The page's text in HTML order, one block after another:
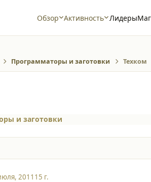
Обзор Активность Лидеры
Программаторы и заготовки Техком
и заготовки
2011 15 г.